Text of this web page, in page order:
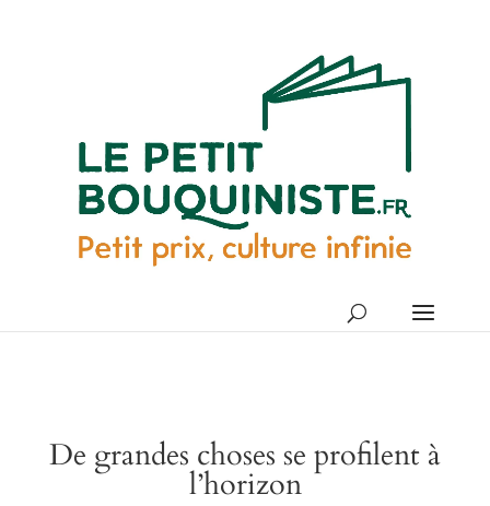
De grandes choses se profilent à
l’horizon